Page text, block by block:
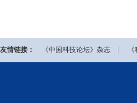
友情链接： 《中国科技论坛》杂志